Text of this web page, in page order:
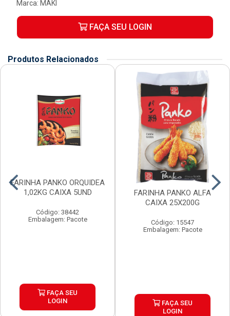
Marca: MAKI
FAÇA SEU LOGIN
Produtos Relacionados
FARINHA PANKO ORQUIDEA
1,02KG CAIXA 5UND
Código: 38442
Embalagem: Pacote
FAÇA SEU
LOGIN
FARINHA PANKO ALFA
CAIXA 25X200G
Código: 15547
Embalagem: Pacote
FAÇA SEU
LOGIN